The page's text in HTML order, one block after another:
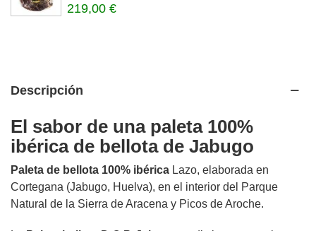
219,00 €
Descripción
El sabor de una paleta 100%
ibérica de bellota de Jabugo
Paleta de bellota 100% ibérica Lazo, elaborada en
Cortegana (Jabugo, Huelva), en el interior del Parque
Natural de la Sierra de Aracena y Picos de Aroche.